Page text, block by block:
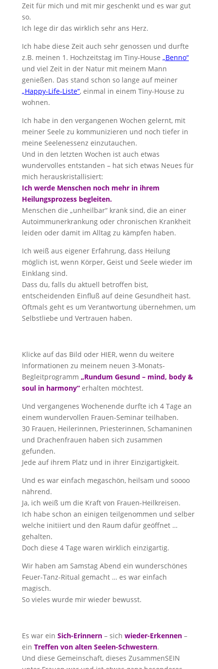
Zeit für mich und mit mir geschenkt und es war gut
so.
Ich lege dir das wirklich sehr ans Herz.
Ich habe diese Zeit auch sehr genossen und durfte
z.B. meinen 1. Hochzeitstag im Tiny-House „Benno“
und viel Zeit in der Natur mit meinem Mann
genießen. Das stand schon so lange auf meiner
„Happy-Life-Liste“, einmal in einem Tiny-House zu
wohnen.
Ich habe in den vergangenen Wochen gelernt, mit
meiner Seele zu kommunizieren und noch tiefer in
meine Seelenessenz einzutauchen.
Und in den letzten Wochen ist auch etwas
wundervolles entstanden – hat sich etwas Neues für
mich herauskristallisiert:
Ich werde Menschen noch mehr in ihrem
Heilungsprozess begleiten.
Menschen die „unheilbar“ krank sind, die an einer
Autoimmunerkrankung oder chronischen Krankheit
leiden oder damit im Alltag zu kämpfen haben.
Ich weiß aus eigener Erfahrung, dass Heilung
möglich ist, wenn Körper, Geist und Seele wieder im
Einklang sind.
Dass du, falls du aktuell betroffen bist,
entscheidenden Einfluß auf deine Gesundheit hast.
Oftmals geht es um Verantwortung übernehmen, um
Selbstliebe und Vertrauen haben.
Klicke auf das Bild oder HIER, wenn du weitere
Informationen zu meinem neuen 3-Monats-
Begleitprogramm „Rundum Gesund – mind, body &
soul in harmony“erhalten möchtest.
Und vergangenes Wochenende durfte ich 4 Tage an
einem wundervollen Frauen-Seminar teilhaben.
30 Frauen, Heilerinnen, Priesterinnen, Schamaninen
und Drachenfrauen haben sich zusammen
gefunden.
Jede auf ihrem Platz und in ihrer Einzigartigkeit.
Und es war einfach megaschön, heilsam und soooo
nährend.
Ja, ich weiß um die Kraft von Frauen-Heilkreisen.
Ich habe schon an einigen teilgenommen und selber
welche initiiert und den Raum dafür geöffnet …
gehalten.
Doch diese 4 Tage waren wirklich einzigartig.
Wir haben am Samstag Abend ein wunderschönes
Feuer-Tanz-Ritual gemacht … es war einfach
magisch.
So vieles wurde mir wieder bewusst.
Es war ein Sich-Erinnern– sich wieder-Erkennen–
ein Treffen von alten Seelen-Schwestern.
Und diese Gemeinschaft, dieses ZusammenSEIN